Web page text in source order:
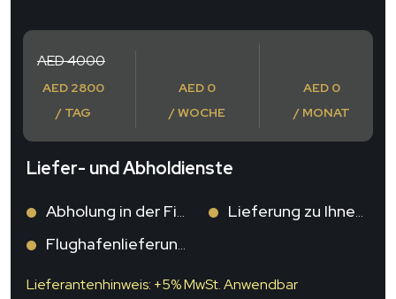
AED 4000
AED 2800
/ TAG
AED 0
/ WOCHE
AED 0
/ MONAT
Liefer- und Abholdienste
Abholung in der Filiale
Lieferung zu Ihnen
Flughafenlieferung
Lieferantenhinweis: +5% MwSt. Anwendbar